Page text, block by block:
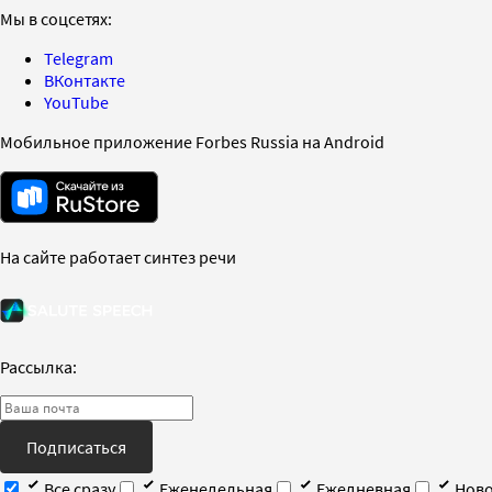
Мы в соцсетях:
Telegram
ВКонтакте
YouTube
Мобильное приложение Forbes Russia на Android
На сайте работает синтез речи
Рассылка:
Подписаться